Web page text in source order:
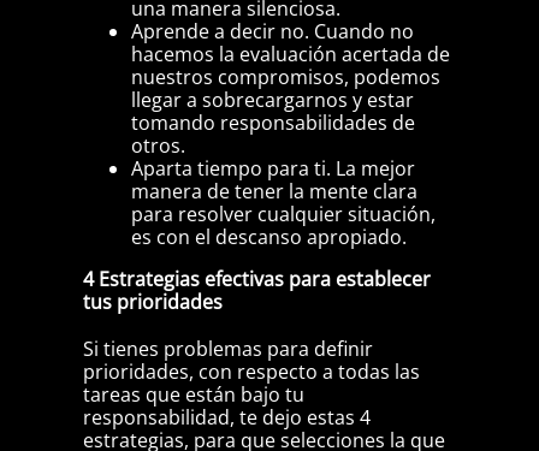
una manera silenciosa.
Aprende a decir no. Cuando no
hacemos la evaluación acertada de
nuestros compromisos, podemos
llegar a sobrecargarnos y estar
tomando responsabilidades de
otros.
Aparta tiempo para ti. La mejor
manera de tener la mente clara
para resolver cualquier situación,
es con el descanso apropiado.
4 Estrategias efectivas para establecer
tus prioridades
Si tienes problemas para definir
prioridades, con respecto a todas las
tareas que están bajo tu
responsabilidad, te dejo estas 4
estrategias, para que selecciones la que